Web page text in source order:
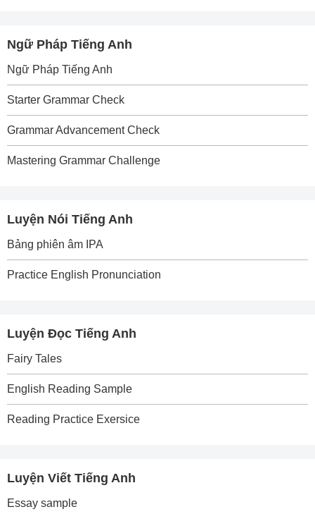
Ngữ Pháp Tiếng Anh
Ngữ Pháp Tiếng Anh
Starter Grammar Check
Grammar Advancement Check
Mastering Grammar Challenge
Luyện Nói Tiếng Anh
Bảng phiên âm IPA
Practice English Pronunciation
Luyện Đọc Tiếng Anh
Fairy Tales
English Reading Sample
Reading Practice Exersice
Luyện Viết Tiếng Anh
Essay sample